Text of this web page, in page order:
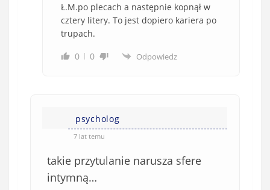
Ł.M.po plecach a następnie kopnął w
cztery litery. To jest dopiero kariera po
trupach.
0
0 Odpowiedz
psycholog
7 lat temu
takie przytulanie narusza sfere
intymną…